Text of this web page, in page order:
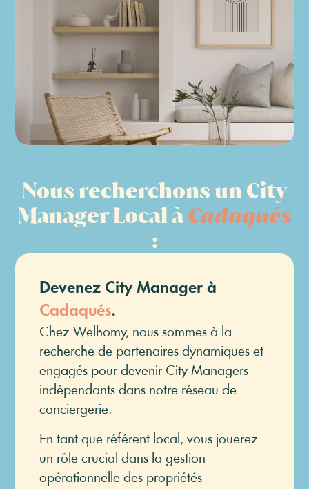
Nous recherchons un City
Manager Local àCadaqués
:
Devenez City Manager à
Cadaqués.
Chez Welhomy, nous sommes à la
recherche de partenaires dynamiques et
engagés pour devenir City Managers
indépendants dans notre réseau de
conciergerie.
En tant que référent local, vous jouerez
un rôle crucial dans la gestion
opérationnelle des propriétés